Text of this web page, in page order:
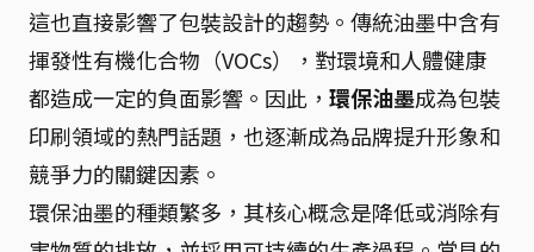
這也直接影響了包裝設計的趨勢。傳統油墨中含有
揮發性有機化合物（VOCs），對環境和人體健康
都造成一定的負面影響。因此， 環保油墨成為包裝
印刷領域的熱門話題，也逐漸成為品牌提升形象和
競爭力的關鍵因素。
環保油墨的種類繁多，其核心概念是降低或消除有